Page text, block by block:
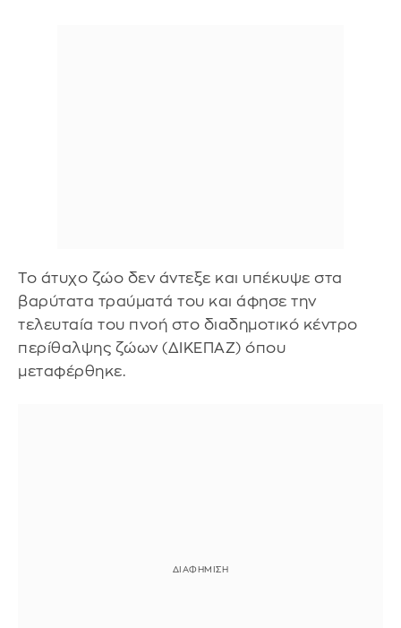
Το άτυχο ζώο δεν άντεξε και υπέκυψε στα
βαρύτατα τραύματά του και άφησε την
τελευταία του πνοή στο διαδημοτικό κέντρο
περίθαλψης ζώων (ΔΙΚΕΠΑΖ) όπου
μεταφέρθηκε.